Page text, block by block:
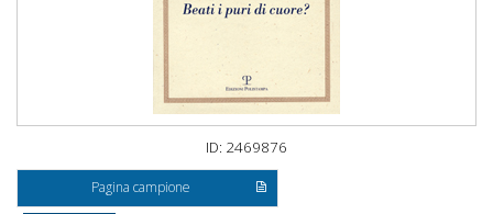
ID: 2469876
Pagina campione